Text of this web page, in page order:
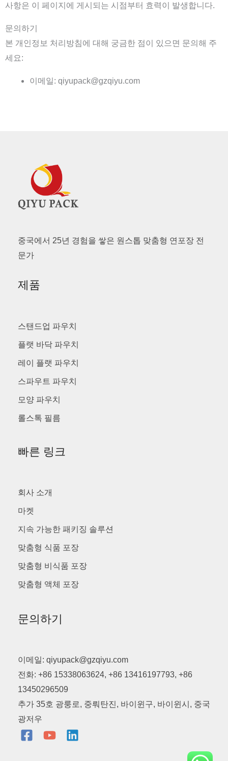
사항은 이 페이지에 게시되는 시점부터 효력이 발생합니다.
문의하기
본 개인정보 처리방침에 대해 궁금한 점이 있으면 문의해 주
세요:
이메일: qiyupack@gzqiyu.com
중국에서 25년 경험을 쌓은 원스톱 맞춤형 연포장 전
문가
제품
스탠드업 파우치
플랫 바닥 파우치
레이 플랫 파우치
스파우트 파우치
모양 파우치
롤스톡 필름
빠른 링크
회사 소개
마켓
지속 가능한 패키징 솔루션
맞춤형 식품 포장
맞춤형 비식품 포장
맞춤형 액체 포장
문의하기
이메일: qiyupack@gzqiyu.com
전화: +86 15338063624, +86 13416197793, +86
13450296509
추가 35호 광룽로, 중뤄탄진, 바이윈구, 바이윈시, 중국
광저우